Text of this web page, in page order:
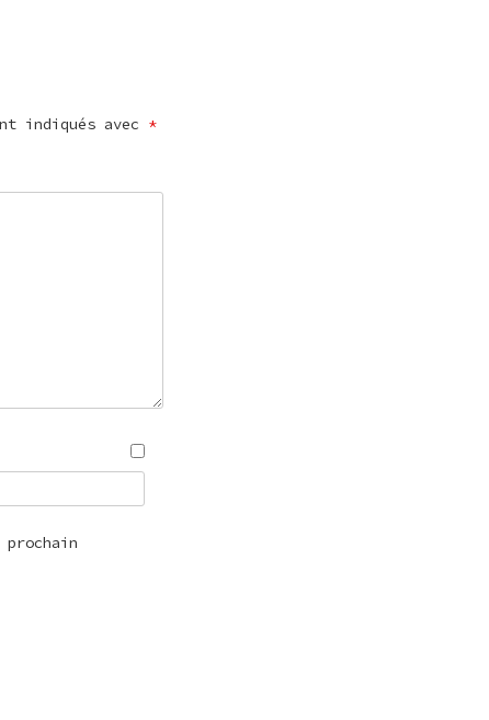
indiqués avec *
prochain